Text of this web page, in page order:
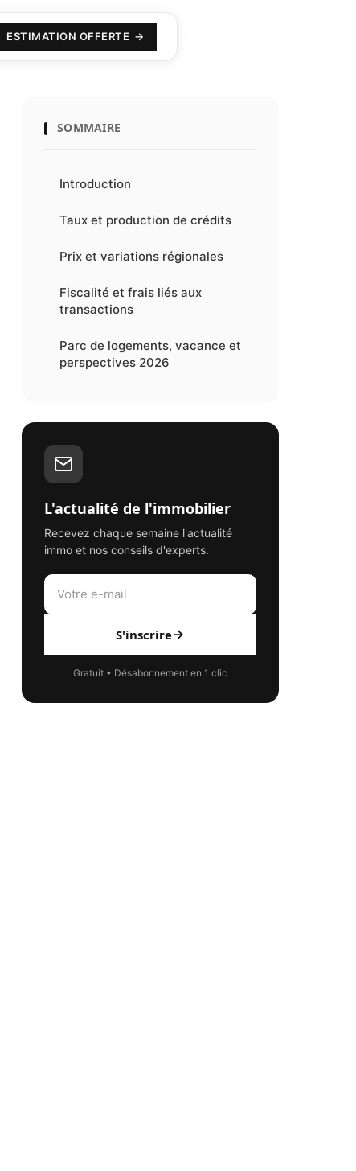
ESTIMATION OFFERTE
SOMMAIRE
Introduction
Taux et production de crédits
Prix et variations régionales
Fiscalité et frais liés aux
transactions
Parc de logements, vacance et
perspectives 2026
L'actualité de l'immobilier
Recevez chaque semaine l'actualité
immo et nos conseils d'experts.
S'inscrire
Gratuit • Désabonnement en 1 clic